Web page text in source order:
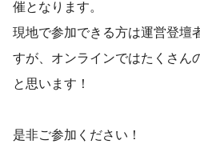
催となります。
現地で参加できる方は運営登壇
すが、オンラインではたくさん
と思います！
是非ご参加ください！